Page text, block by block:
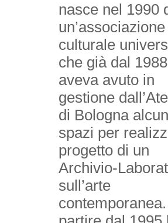
nasce nel 1990
un’associazione
culturale
che già dal 1988
aveva avuto in
gestione
di Bologna
spazi per
progetto di un
Archivio-
sull’arte